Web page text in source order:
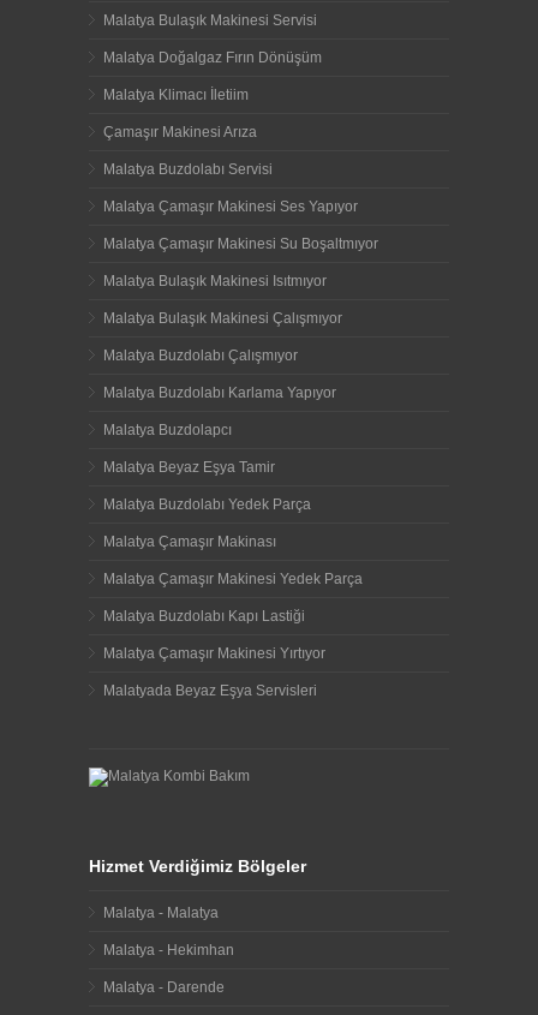
Malatya Bulaşık Makinesi Servisi
Malatya Doğalgaz Fırın Dönüşüm
Malatya Klimacı İletiim
Çamaşır Makinesi Arıza
Malatya Buzdolabı Servisi
Malatya Çamaşır Makinesi Ses Yapıyor
Malatya Çamaşır Makinesi Su Boşaltmıyor
Malatya Bulaşık Makinesi Isıtmıyor
Malatya Bulaşık Makinesi Çalışmıyor
Malatya Buzdolabı Çalışmıyor
Malatya Buzdolabı Karlama Yapıyor
Malatya Buzdolapcı
Malatya Beyaz Eşya Tamir
Malatya Buzdolabı Yedek Parça
Malatya Çamaşır Makinası
Malatya Çamaşır Makinesi Yedek Parça
Malatya Buzdolabı Kapı Lastiği
Malatya Çamaşır Makinesi Yırtıyor
Malatyada Beyaz Eşya Servisleri
Hizmet Verdiğimiz Bölgeler
Malatya - Malatya
Malatya - Hekimhan
Malatya - Darende